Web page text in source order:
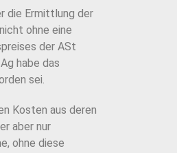
die Ermittlung der
ohne eine
der ASt
habe das
sei.
Kosten aus deren
aber nur
ohne diese